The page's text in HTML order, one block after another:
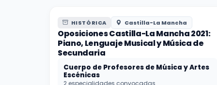
HISTÓRICA Castilla-La Mancha
Oposiciones Castilla-La Mancha 2021:
Piano, Lenguaje Musical y Música de
Secundaria
Cuerpo de Profesores de Música y Artes
Escénicas
2 especialidades convocadas